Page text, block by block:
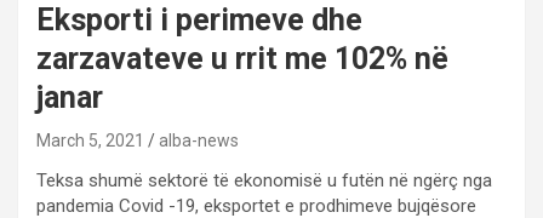
Eksporti i perimeve dhe
zarzavateve u rrit me 102% në
janar
March 5, 2021 alba-news
Teksa shumë sektorë të ekonomisë u futën në ngërç nga
pandemia Covid -19, eksportet e prodhimeve bujqësore